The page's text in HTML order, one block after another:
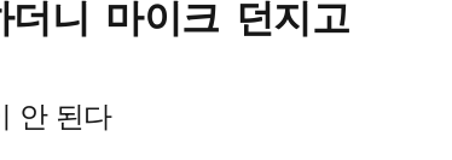
니 마이크 던지고
안 된다